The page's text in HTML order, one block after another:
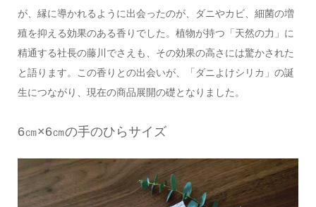
が、縁に導かれるように出会ったのが、ダニやカビ、細菌の増
殖を抑える効果のある香りでした。植物が持つ「天然の力」に
精通する社長の藤川でさえも、その効果の高さには驚かされた
と語ります。この香りとの出会いが、「ダニよけシリカ」の誕
生につながり、現在の商品展開の礎となりました。
6㎝×6㎝の手のひらサイズ